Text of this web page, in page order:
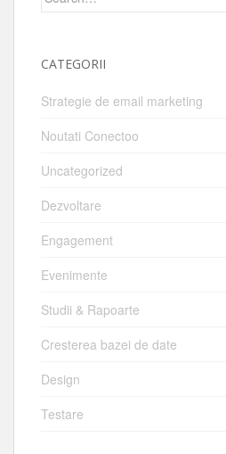
CATEGORII
Strategie de email marketing
Noutati Conectoo
Uncategorized
Dezvoltare
Engagement
Evenimente
Studii & Rapoarte
Cresterea bazei de date
Design
Testare